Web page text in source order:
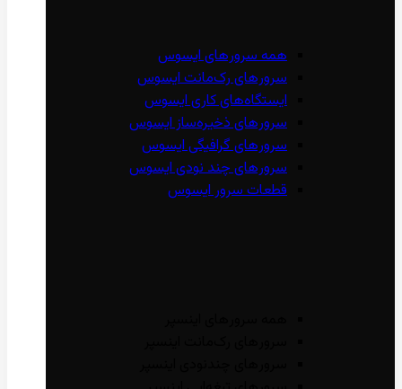
همه سرور‌های ایسوس
سرور‌های رک‌مانت ایسوس
ایستگاه‌های کاری ایسوس
سرور‌های ذخیره‌ساز ایسوس
سرور‌های گرافیگی ایسوس
سرور‌های چند نودی ایسوس
قطعات سرور ایسوس